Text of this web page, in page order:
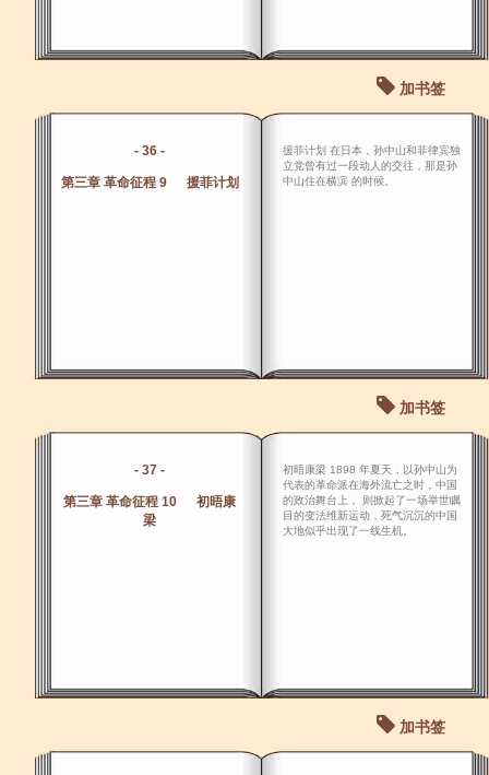
加书签
- 36 -
第三章 革命征程 9 援菲计划
援菲计划 在日本，孙中山和菲律宾独
立党曾有过一段动人的交往，那是孙
中山住在横滨 的时候。
加书签
- 37 -
第三章 革命征程 10 初晤康
梁
初晤康梁 1898 年夏天，以孙中山为
代表的革命派在海外流亡之时，中国
的政治舞台上， 则掀起了一场举世瞩
目的变法维新运动，死气沉沉的中国
大地似乎出现了一线生机。
加书签